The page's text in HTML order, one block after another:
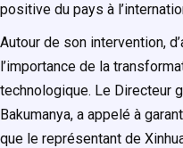
positive du pays à
Autour de son intervention,
l’importance de la
technologique. Le Directeur
Bakumanya, a appelé à
que le représentant de